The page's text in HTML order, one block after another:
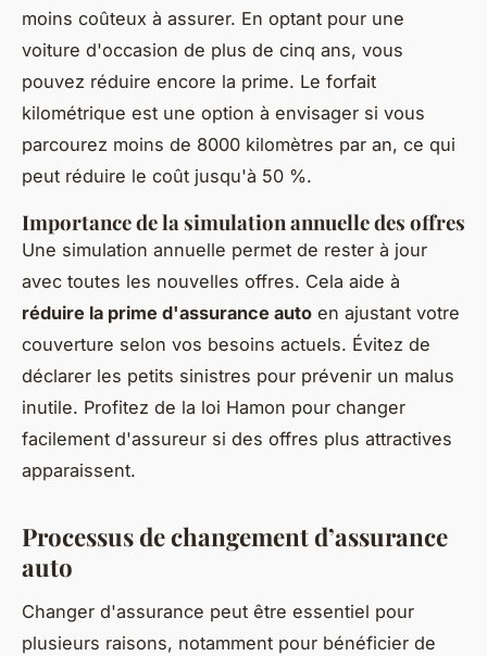
moins coûteux à assurer. En optant pour une
voiture d'occasion de plus de cinq ans, vous
pouvez réduire encore la prime. Le forfait
kilométrique est une option à envisager si vous
parcourez moins de 8000 kilomètres par an, ce qui
peut réduire le coût jusqu'à 50 %.
Importance de la simulation annuelle des offres
Une simulation annuelle permet de rester à jour
avec toutes les nouvelles offres. Cela aide à
réduire la prime d'assurance auto en ajustant votre
couverture selon vos besoins actuels. Évitez de
déclarer les petits sinistres pour prévenir un malus
inutile. Profitez de la loi Hamon pour changer
facilement d'assureur si des offres plus attractives
apparaissent.
Processus de changement d’assurance
auto
Changer d'assurance peut être essentiel pour
plusieurs raisons, notamment pour bénéficier de